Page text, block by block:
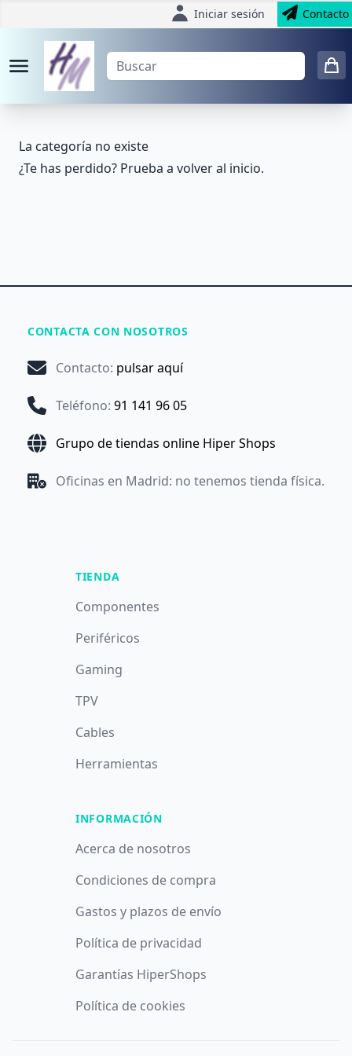
Iniciar sesión Contacto
La categoría no existe
¿Te has perdido? Prueba a volver al inicio.
CONTACTA CON NOSOTROS
Contacto: pulsar aquí
Teléfono: 91 141 96 05
Grupo de tiendas online Hiper Shops
Oficinas en Madrid: no tenemos tienda física.
TIENDA
Componentes
Periféricos
Gaming
TPV
Cables
Herramientas
INFORMACIÓN
Acerca de nosotros
Condiciones de compra
Gastos y plazos de envío
Política de privacidad
Garantías HiperShops
Política de cookies